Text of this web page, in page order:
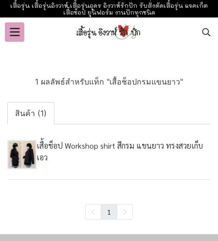
เสื้อรุ่น เสื้อรุ่นอิงวาห์ เสื้อรุ่นอุดร อิงวาห์รักปัก รับสั่งตัดเสื้อรุ่น แจคเก็ต
เสื้อช็อป ยูนิฟอร์ม งานปักทุกชนิด
1 ผลลัพธ์สำหรับแท็ก "เสื้อช็อปกรมแขนยาว"
สินค้า (1)
เสื้อช็อป Workshop shirt สีกรม แขนยาว ทรงสวยเก็บ
เอว
1